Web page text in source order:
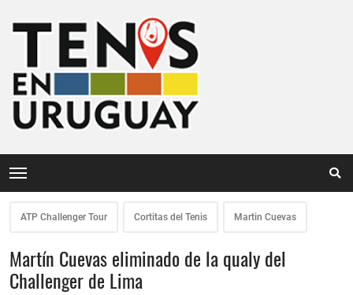
ATP Challenger Tour Cortitas del Tenis Martin Cuevas
Martín Cuevas eliminado de la qualy del
Challenger de Lima